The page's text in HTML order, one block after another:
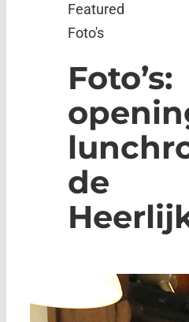
Featured
Foto's
Foto’s:
de